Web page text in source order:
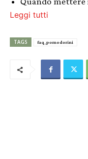
Leggi tutti
TAGS faq_pomodorini